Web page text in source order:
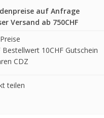
auf Anfrage
Versand ab 750CHF
Bestellwert 10CHF Gutschein
CDZ
teilen